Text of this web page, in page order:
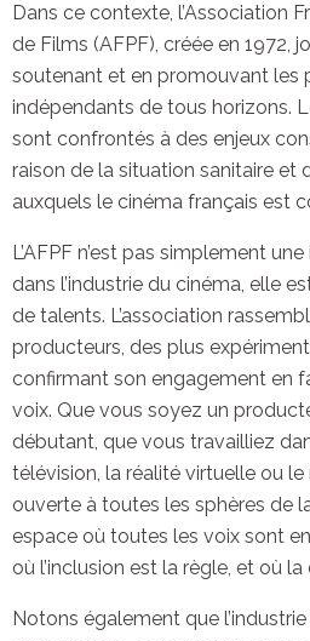
Dans ce contexte, l’Association
de Films (AFPF), créée en 1972,
soutenant et en promouvant les
indépendants de tous horizons.
sont confrontés à des enjeux
raison de la situation sanitaire et
auxquels le cinéma français est
L’AFPF n’est pas simplement
dans l’industrie du cinéma, elle
de talents. L’association
producteurs, des plus
confirmant son engagement en
voix. Que vous soyez un
débutant, que vous travailliez
télévision, la réalité virtuelle ou le
ouverte à toutes les sphères de
espace où toutes les voix sont
où l’inclusion est la règle, et où
Notons également que